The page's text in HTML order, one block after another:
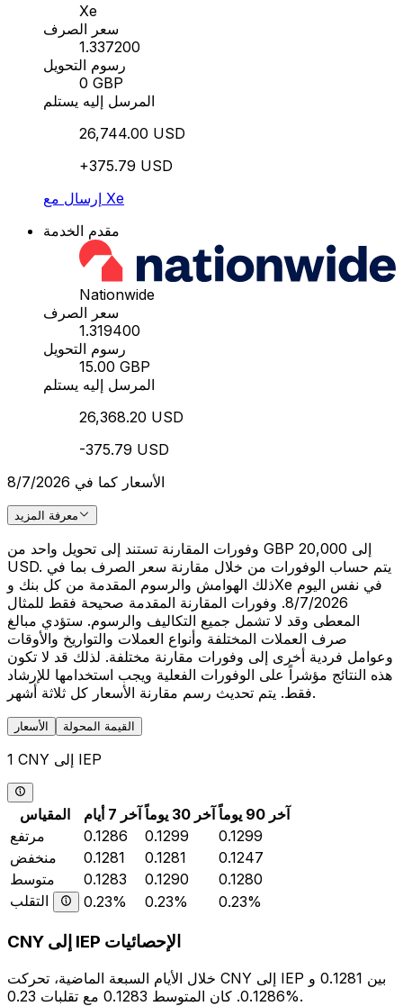
Xe
سعر الصرف
1.337200
رسوم التحويل
0 GBP
المرسل إليه يستلم
26,744.00 USD
+375.79 USD
إرسال مع Xe
مقدم الخدمة
Nationwide
سعر الصرف
1.319400
رسوم التحويل
15.00 GBP
المرسل إليه يستلم
26,368.20 USD
-375.79 USD
الأسعار كما في 8/7/2026
معرفة المزيد
وفورات المقارنة تستند إلى تحويل واحد من GBP 20,000 إلى
USD. يتم حساب الوفورات من خلال مقارنة سعر الصرف بما في
ذلك الهوامش والرسوم المقدمة من كل بنك وXe في نفس اليوم
8/7/2026. وفورات المقارنة المقدمة صحيحة فقط للمثال
المعطى وقد لا تشمل جميع التكاليف والرسوم. ستؤدي مبالغ
صرف العملات المختلفة وأنواع العملات والتواريخ والأوقات
وعوامل فردية أخرى إلى وفورات مقارنة مختلفة. لذلك قد لا تكون
هذه النتائج مؤشراً على الوفورات الفعلية ويجب استخدامها للإرشاد
فقط. يتم تحديث رسم مقارنة الأسعار كل ثلاثة أشهر.
الأسعار القيمة المحولة
1 CNY إلى IEP
المقياس آخر 7 أيام آخر 30 يوماً
آخر 90 يوماً
مرتفع
0.1286 0.1299
0.1299
منخفض
0.1281 0.1281
0.1247
متوسط
0.1283 0.1290
0.1280
التقلب
0.23% 0.23% 0.23%
CNY إلى IEP الإحصائيات
خلال الأيام السبعة الماضية، تحركت CNY إلى IEP بين 0.1281 و
0.1286. كان المتوسط 0.1283 مع تقلبات 0.23%.